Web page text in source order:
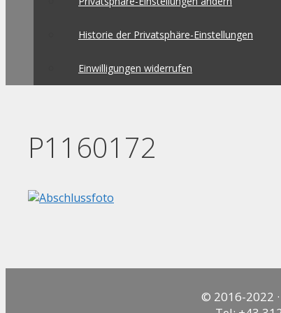
Historie der Privatsphäre-Einstellungen
Einwilligungen widerrufen
P1160172
© 2016-2022